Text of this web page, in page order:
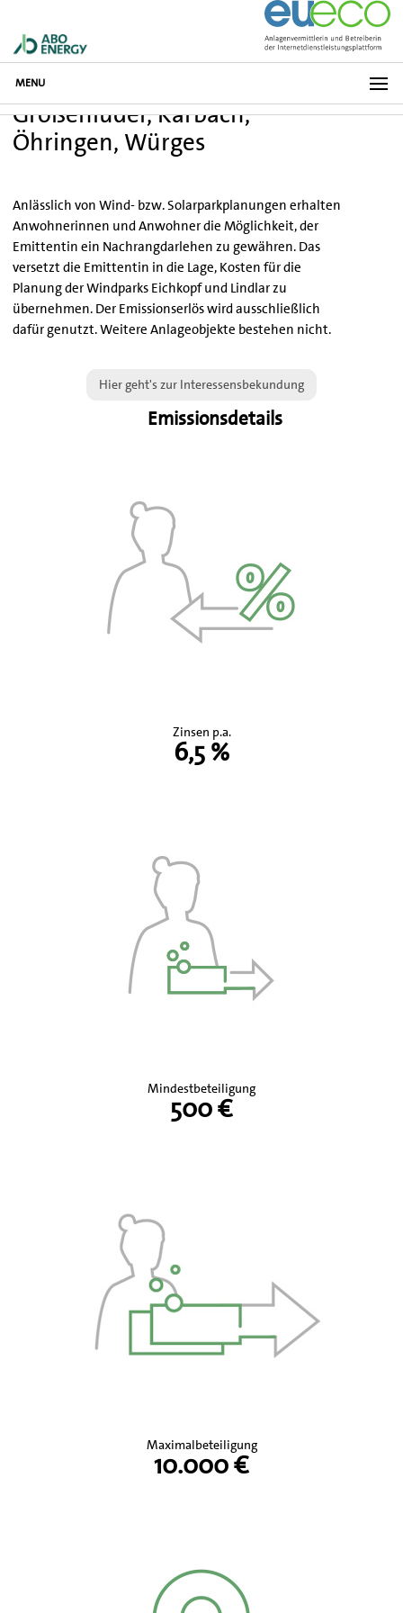
MENU
Großenlüder, Karbach,
Öhringen, Würges
Anlässlich von Wind- bzw. Solarparkplanungen erhalten
Anwohnerinnen und Anwohner die Möglichkeit, der
Emittentin ein Nachrangdarlehen zu gewähren. Das
versetzt die Emittentin in die Lage, Kosten für die
Planung der Windparks Eichkopf und Lindlar zu
übernehmen. Der Emissionserlös wird ausschließlich
dafür genutzt. Weitere Anlageobjekte bestehen nicht.
Hier geht's zur Interessensbekundung
Emissionsdetails
Zinsen p.a.
6,5 %
Mindestbeteiligung
500 €
Maximalbeteiligung
10.000 €